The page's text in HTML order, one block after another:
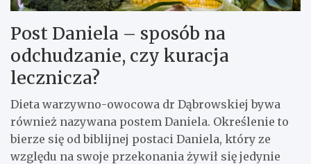
Post Daniela – sposób na
odchudzanie, czy kuracja
lecznicza?
Dieta warzywno-owocowa dr Dąbrowskiej bywa
również nazywana postem Daniela. Określenie to
bierze się od biblijnej postaci Daniela, który ze
względu na swoje przekonania żywił się jedynie